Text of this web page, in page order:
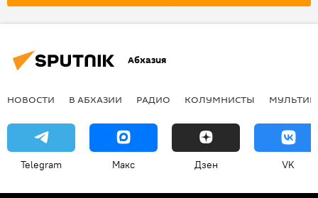
Абхазия
НОВОСТИ В АБХАЗИИ РАДИО КОЛУМНИСТЫ
Telegram Макс Дзен VK